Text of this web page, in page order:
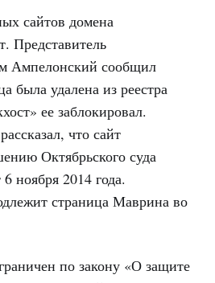
сайтов домена
Представитель
Ампелонский сообщил
была удалена из реестра
ее заблокировал.
что сайт
Октябрьского суда
ноября 2014 года.
страница Маврина во
по закону «О защите